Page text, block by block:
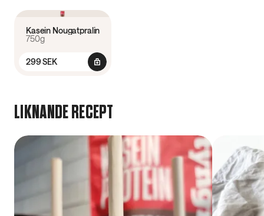
Kasein Nougatpralin
750g
299 SEK
LIKNANDE RECEPT